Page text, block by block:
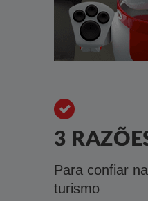
3
Para co​nfiar
turismo